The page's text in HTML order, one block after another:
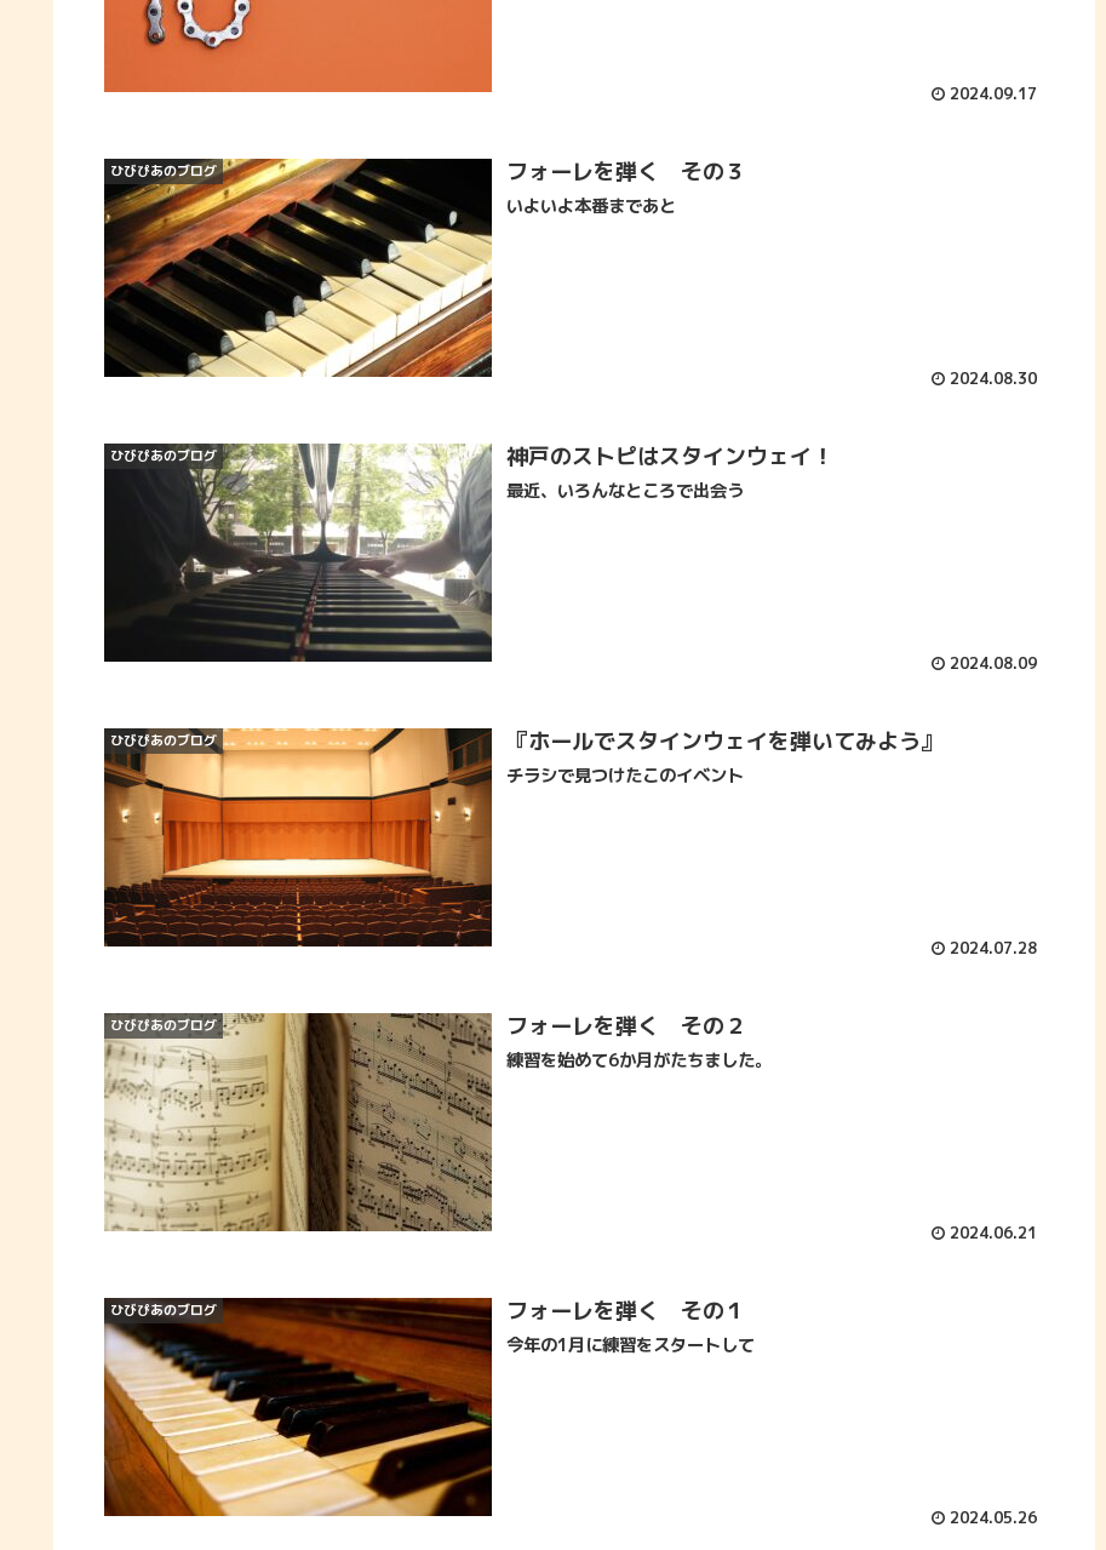
2024.09.17
ひびぴあのブログ フォーレを弾く その３
いよいよ本番まであと
2024.08.30
ひびぴあのブログ 神戸のストピはスタインウェイ！
最近、いろんなところで出会う
2024.08.09
ひびぴあのブログ 『ホールでスタインウェイを弾いてみよう』
チラシで見つけたこのイベント
2024.07.28
ひびぴあのブログ フォーレを弾く その２
練習を始めて6か月がたちました。
2024.06.21
ひびぴあのブログ フォーレを弾く その１
今年の1月に練習をスタートして
2024.05.26